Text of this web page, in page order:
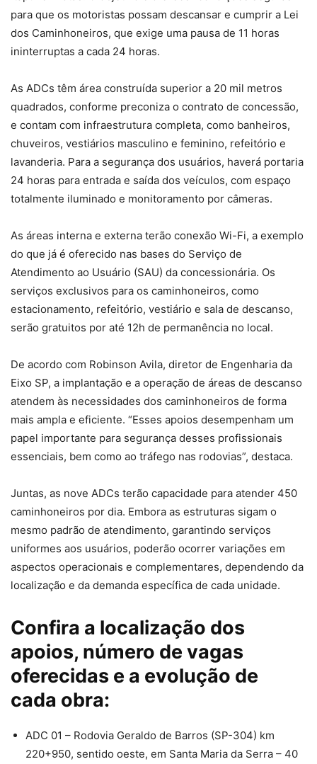
para que os motoristas possam descansar e cumprir a Lei
dos Caminhoneiros, que exige uma pausa de 11 horas
ininterruptas a cada 24 horas.
As ADCs têm área construída superior a 20 mil metros
quadrados, conforme preconiza o contrato de concessão,
e contam com infraestrutura completa, como banheiros,
chuveiros, vestiários masculino e feminino, refeitório e
lavanderia. Para a segurança dos usuários, haverá portaria
24 horas para entrada e saída dos veículos, com espaço
totalmente iluminado e monitoramento por câmeras.
As áreas interna e externa terão conexão Wi-Fi, a exemplo
do que já é oferecido nas bases do Serviço de
Atendimento ao Usuário (SAU) da concessionária. Os
serviços exclusivos para os caminhoneiros, como
estacionamento, refeitório, vestiário e sala de descanso,
serão gratuitos por até 12h de permanência no local.
De acordo com Robinson Avila, diretor de Engenharia da
Eixo SP, a implantação e a operação de áreas de descanso
atendem às necessidades dos caminhoneiros de forma
mais ampla e eficiente. “Esses apoios desempenham um
papel importante para segurança desses profissionais
essenciais, bem como ao tráfego nas rodovias”, destaca.
Juntas, as nove ADCs terão capacidade para atender 450
caminhoneiros por dia. Embora as estruturas sigam o
mesmo padrão de atendimento, garantindo serviços
uniformes aos usuários, poderão ocorrer variações em
aspectos operacionais e complementares, dependendo da
localização e da demanda específica de cada unidade.
Confira a localização dos
apoios, número de vagas
oferecidas e a evolução de
cada obra:
ADC 01 – Rodovia Geraldo de Barros (SP-304) km
220+950, sentido oeste, em Santa Maria da Serra – 40